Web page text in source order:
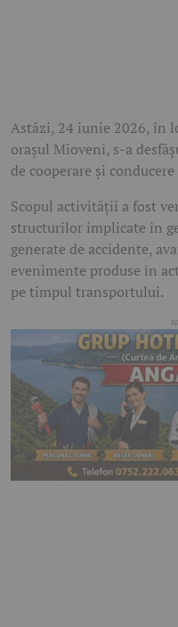
Astăzi, 24 iunie 2026, în
orașul Mioveni, s-a
de cooperare și conducere
Scopul activității a fost
structurilor implicate în
generate de accidente,
evenimente produse în
pe timpul transportului.